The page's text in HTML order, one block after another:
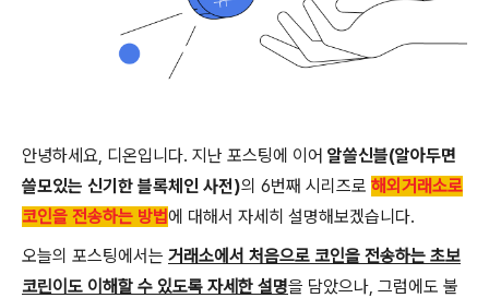
안녕하세요, 디온입니다. 지난 포스팅에 이어 알쓸신블(알아두면
쓸모있는 신기한 블록체인 사전)의 6번째 시리즈로 해외거래소로
코인을 전송하는 방법에 대해서 자세히 설명해보겠습니다.
오늘의 포스팅에서는 거래소에서 처음으로 코인을 전송하는 초보
코린이도 이해할 수 있도록 자세한 설명을 담았으나, 그럼에도 불